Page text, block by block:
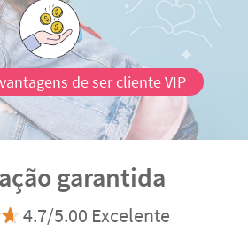
de ser cliente VIP
garantida
4.7/5.00 Excelente